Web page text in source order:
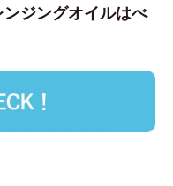
ジングオイルはべ